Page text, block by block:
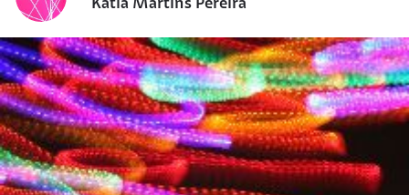
Katia Martins Pereira